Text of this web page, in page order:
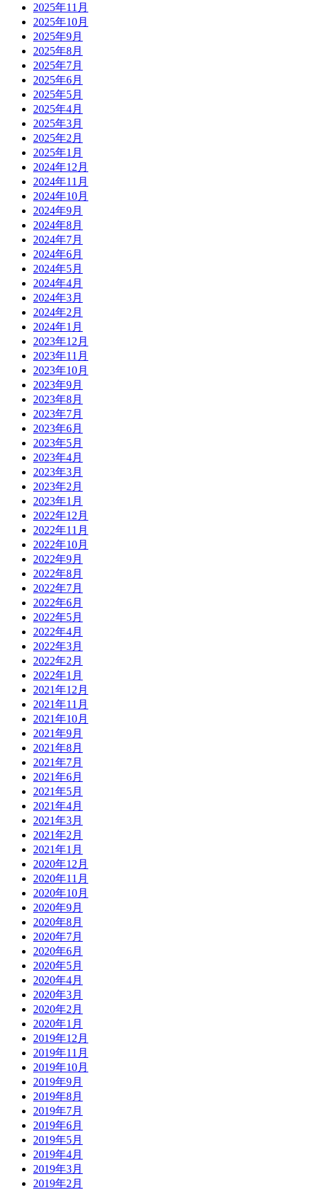
2025年11月
2025年10月
2025年9月
2025年8月
2025年7月
2025年6月
2025年5月
2025年4月
2025年3月
2025年2月
2025年1月
2024年12月
2024年11月
2024年10月
2024年9月
2024年8月
2024年7月
2024年6月
2024年5月
2024年4月
2024年3月
2024年2月
2024年1月
2023年12月
2023年11月
2023年10月
2023年9月
2023年8月
2023年7月
2023年6月
2023年5月
2023年4月
2023年3月
2023年2月
2023年1月
2022年12月
2022年11月
2022年10月
2022年9月
2022年8月
2022年7月
2022年6月
2022年5月
2022年4月
2022年3月
2022年2月
2022年1月
2021年12月
2021年11月
2021年10月
2021年9月
2021年8月
2021年7月
2021年6月
2021年5月
2021年4月
2021年3月
2021年2月
2021年1月
2020年12月
2020年11月
2020年10月
2020年9月
2020年8月
2020年7月
2020年6月
2020年5月
2020年4月
2020年3月
2020年2月
2020年1月
2019年12月
2019年11月
2019年10月
2019年9月
2019年8月
2019年7月
2019年6月
2019年5月
2019年4月
2019年3月
2019年2月